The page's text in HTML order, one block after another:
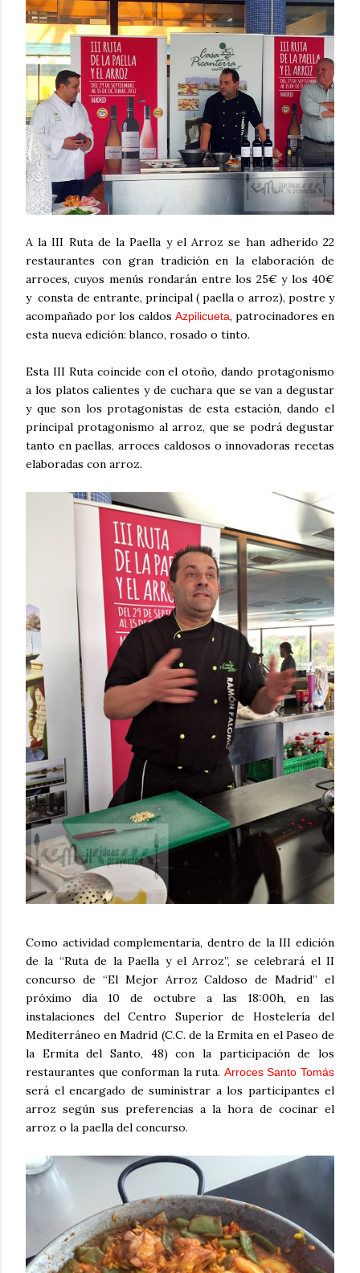
A la III Ruta de la Paella y el Arroz se han adherido 22
restaurantes con gran tradición en la elaboración de
arroces, cuyos menús rondarán entre los 25€ y los 40€
y consta de entrante, principal ( paella o arroz), postre y
acompañado por los caldos Azpilicueta, patrocinadores en
esta nueva edición: blanco, rosado o tinto.
Esta III Ruta coincide con el otoño, dando protagonismo
a los platos calientes y de cuchara que se van a degustar
y que son los protagonistas de esta estación, dando el
principal protagonismo al arroz, que se podrá degustar
tanto en paellas, arroces caldosos o innovadoras recetas
elaboradas con arroz.
Como actividad complementaria, dentro de la III edición
de la “Ruta de la Paella y el Arroz”, se celebrará el II
concurso de “El Mejor Arroz Caldoso de Madrid” el
próximo día 10 de octubre a las 18:00h, en las
instalaciones del Centro Superior de Hostelería del
Mediterráneo en Madrid (C.C. de la Ermita en el Paseo de
la Ermita del Santo, 48) con la participación de los
restaurantes que conforman la ruta. Arroces Santo Tomás
será el encargado de suministrar a los participantes el
arroz según sus preferencias a la hora de cocinar el
arroz o la paella del concurso.